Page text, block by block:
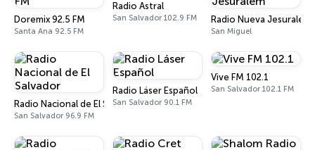
Doremix 92.5 FM
Santa Ana 92.5 FM
Radio Astral
San Salvador 102.9 FM Radio Nueva Jesuralem
San Miguel
Radio Nacional de El Salvador
San Salvador 96.9 FM
Radio Láser Español
San Salvador 90.1 FM
Vive FM 102.1
San Salvador 102.1 FM